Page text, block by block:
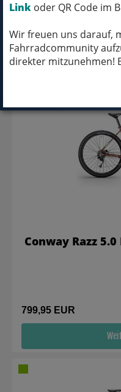
Link oder QR Code im
Wir freuen uns darauf,
Fahrradcommunity
direkter mitzunehmen!
599,95 EUR
799,95 EUR
Conway Razz